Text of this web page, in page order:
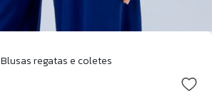
Blusas regatas e coletes